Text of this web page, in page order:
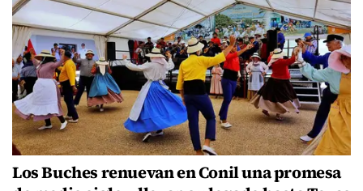
Los Buches renuevan en Conil una promesa